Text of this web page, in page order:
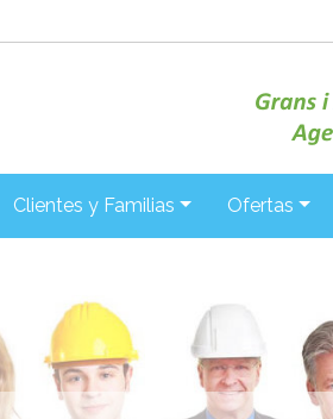
Clientes y Familias Ofertas